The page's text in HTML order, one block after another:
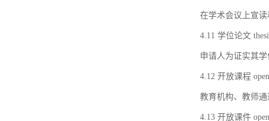
在学术会议上宣
4.11 学位论文
申请人为证实其
4.12 开放课程
教育机构、教师
4.13 开放课件